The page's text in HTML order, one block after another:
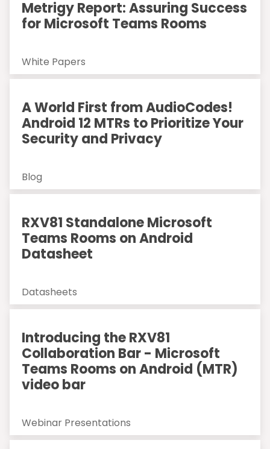
Metrigy Report: Assuring Success
for Microsoft Teams Rooms
White Papers
A World First from AudioCodes!
Android 12 MTRs to Prioritize Your
Security and Privacy
Blog
RXV81 Standalone Microsoft
Teams Rooms on Android
Datasheet
Datasheets
Introducing the RXV81
Collaboration Bar - Microsoft
Teams Rooms on Android (MTR)
video bar
Webinar Presentations